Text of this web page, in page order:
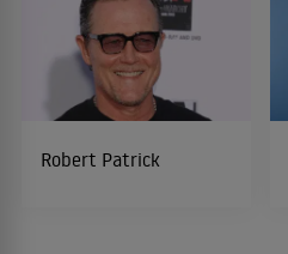
Robert Patrick